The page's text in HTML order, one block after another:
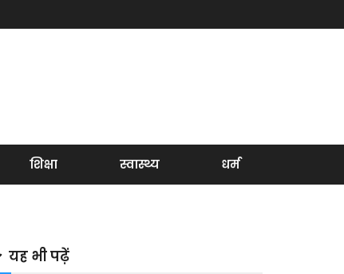
शिक्षा स्वास्थ्य धर्म
यह भी पढ़ें